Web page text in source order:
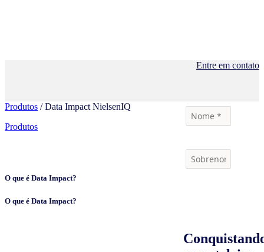
Produtos / Data Impact NielsenIQ
Produtos
Entre em contato
O que é Data Impact?
O que é Data Impact?